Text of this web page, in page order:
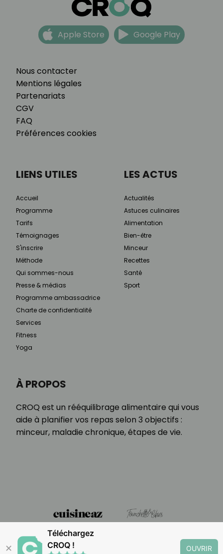
Nous contacter
Mentions légales
Partenariats
CGV
FAQ
Préférences cookies
Apple Store Google Play
À PROPOS
CROQ est un rééquilibrage alimentaire qui vous
aide à planifier vos repas selon 3 objectifs :
minceur, maladie chronique, étapes de vie.
LIENS UTILES
Accueil
Programme
Tarifs
Témoignages
S'inscrire
Méthode
Qui sommes-nous
Presse & médias
Programme ambassadrice
Charte de confidentialité
Services
Fitness
Yoga
LES ACTUS
Actualités
Astuces culinaires
Alimentation
Bien-être
Minceur
Recettes
Santé
Sport
✕
Téléchargez
CROQ !
OUVRIR